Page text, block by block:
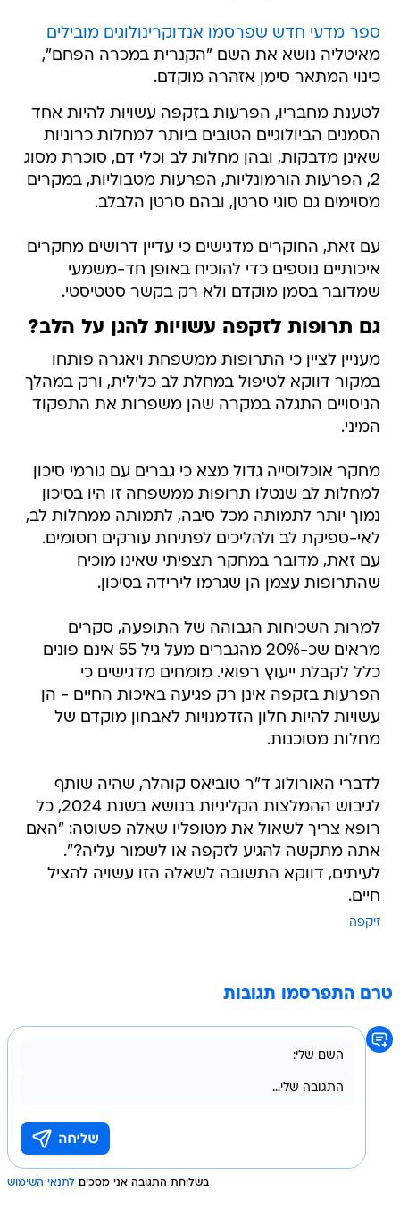
ספר מדעי חדש שפרסמו אנדוקרינולוגים מובילים
מאיטליה נושא את השם "הקנרית במכרה הפחם",
כינוי המתאר סימן אזהרה מוקדם.
לטענת מחבריו, הפרעות בזקפה עשויות להיות אחד
הסמנים הביולוגיים הטובים ביותר למחלות כרוניות
שאינן מדבקות, ובהן מחלות לב וכלי דם, סוכרת מסוג
2, הפרעות הורמונליות, הפרעות מטבוליות, במקרים
מסוימים גם סוגי סרטן, ובהם סרטן הלבלב.
עם זאת, החוקרים מדגישים כי עדיין דרושים מחקרים
איכותיים נוספים כדי להוכיח באופן חד-משמעי
שמדובר בסמן מוקדם ולא רק בקשר סטטיסטי.
גם תרופות לזקפה עשויות להגן על הלב?
מעניין לציין כי התרופות ממשפחת ויאגרה פותחו
במקור דווקא לטיפול במחלת לב כלילית, ורק במהלך
הניסויים התגלה במקרה שהן משפרות את התפקוד
המיני.
מחקר אוכלוסייה גדול מצא כי גברים עם גורמי סיכון
למחלות לב שנטלו תרופות ממשפחה זו היו בסיכון
נמוך יותר לתמותה מכל סיבה, לתמותה ממחלות לב,
לאי-ספיקת לב ולהליכים לפתיחת עורקים חסומים.
עם זאת, מדובר במחקר תצפיתי שאינו מוכיח
שהתרופות עצמן הן שגרמו לירידה בסיכון.
למרות השכיחות הגבוהה של התופעה, סקרים
מראים שכ-20% מהגברים מעל גיל 55 אינם פונים
כלל לקבלת ייעוץ רפואי. מומחים מדגישים כי
הפרעות בזקפה אינן רק פגיעה באיכות החיים - הן
עשויות להיות חלון הזדמנויות לאבחון מוקדם של
מחלות מסוכנות.
לדברי האורולוג ד"ר טוביאס קוהלר, שהיה שותף
לגיבוש ההמלצות הקליניות בנושא בשנת 2024, כל
רופא צריך לשאול את מטופליו שאלה פשוטה: "האם
אתה מתקשה להגיע לזקפה או לשמור עליה?".
לעיתים, דווקא התשובה לשאלה הזו עשויה להציל
חיים.
זיקפה
טרם התפרסמו תגובות
בשליחת התגובה אני מסכים לתנאי השימוש